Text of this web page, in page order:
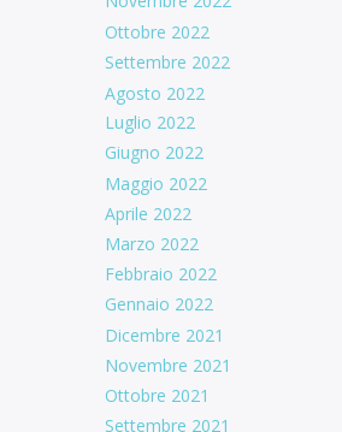
Ottobre 2022
Settembre 2022
Agosto 2022
Luglio 2022
Giugno 2022
Maggio 2022
Aprile 2022
Marzo 2022
Febbraio 2022
Gennaio 2022
Dicembre 2021
Novembre 2021
Ottobre 2021
Settembre 2021